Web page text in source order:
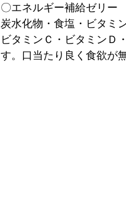
〇エネルギー補給ゼリー
炭水化物・食塩・ビタミ
ビタミンＣ・ビタミンＤ
す。口当たり良く食欲が